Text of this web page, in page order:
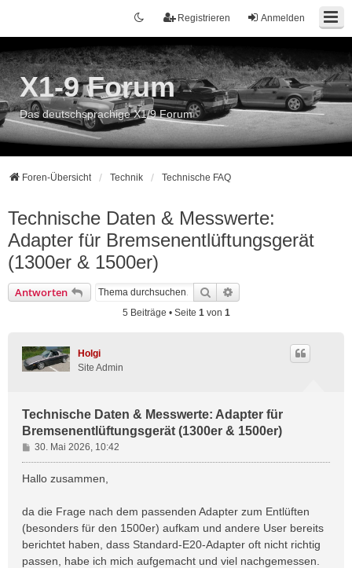
Anmelden
Registrieren
X1-9 Forum
Das deutschsprachige X1/9 Forum
Foren-Übersicht Technik Technische FAQ
Technische Daten & Messwerte:
Adapter für Bremsenentlüftungsgerät
(1300er & 1500er)
Antworten Suche
5 Beiträge • Seite 1von 1
Holgi
Site Admin
Technische Daten & Messwerte: Adapter für
Bremsenentlüftungsgerät (1300er & 1500er)
B
e
i
a
g
30. Mai 2026, 10:42
Hallo zusammen,
da die Frage nach dem passenden Adapter zum Entlüften
(besonders für den 1500er) aufkam und andere User bereits
berichtet haben, dass Standard-E20-Adapter oft nicht richtig
passen, habe ich mich aufgemacht und viel nachgemessen.